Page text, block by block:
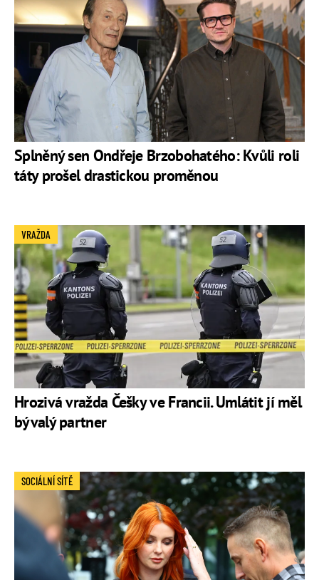
Splněný sen Ondřeje Brzobohatého: Kvůli roli
táty prošel drastickou proměnou
Hrozivá vražda Češky ve Francii. Umlátit jí měl
bývalý partner
VRAŽDA
SOCIÁLNÍ SÍTĚ